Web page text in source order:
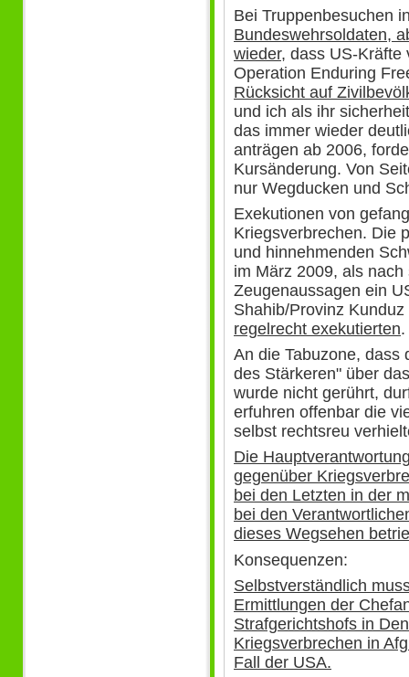
Bei Truppenbesuchen
Bundeswehrsoldaten,
wieder, dass US-Kräfte
Operation Enduring
Rücksicht auf
und ich als ihr
das immer wieder
anträgen ab 2006,
Kursänderung. Von
nur Wegducken und
Exekutionen von
Kriegsverbrechen. Die
und hinnehmenden
im März 2009, als
Zeugenaussagen ein
Shahib/Provinz
regelrecht exekutierten.
An die Tabuzone, dass
des Stärkeren" über
wurde nicht gerührt,
erfuhren offenbar die
selbst rechtsreu
Die
gegenüber
bei den Letzten in der
bei den
dieses Wegsehen
Konsequenzen:
Selbstverständlich
Ermittlungen der
Strafgerichtshofs in
Kriegsverbrechen in
Fall der USA.